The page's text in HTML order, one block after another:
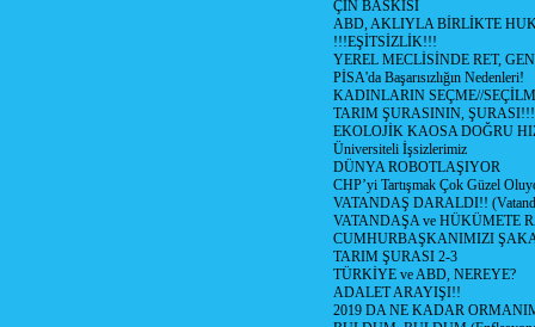
ÇİN BASKISI
ABD, AKLIYLA BİRLİKTE
!!!EŞİTSİZLİK!!!
YEREL MECLİSİNDE RET,
PİSA'da Başarısızlığın Nedenleri!
KADINLARIN SEÇME//
TARIM ŞURASININ, ŞURASI!!!
EKOLOJİK KAOSA DOĞRU
Üniversiteli İşsizlerimiz
DÜNYA ROBOTLAŞIYOR
CHP’yi Tartışmak Çok Güzel
VATANDAŞ DARALDI!!
VATANDAŞA ve HÜKÜMETE
CUMHURBAŞKANIMIZI
TARIM ŞURASI 2-3
TÜRKİYE ve ABD, NEREYE?
ADALET ARAYIŞI!!
2019 DA NE KADAR